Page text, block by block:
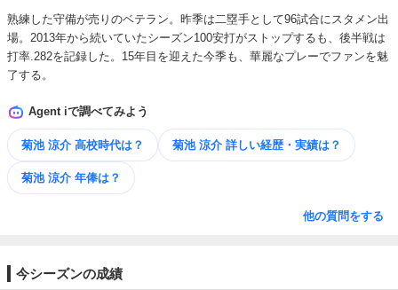
熟練した守備が売りのベテラン。昨季は二塁手として96試合にスタメン出
場。2013年から続いていたシーズン100安打がストップするも、後半戦は
打率.282を記録した。15年目を迎えた今季も、華麗なプレーでファンを魅
了する。
Agent iで調べてみよう
菊池 涼介 高校時代は？ 菊池 涼介 詳しい​経歴・​実績は？
菊池 涼介 年俸は？
他の質問をする
今シーズンの成績